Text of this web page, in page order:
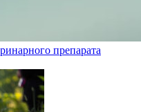
препарата